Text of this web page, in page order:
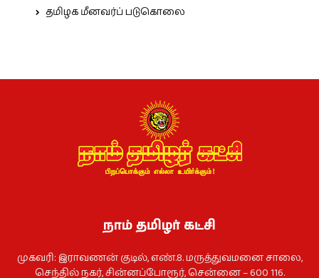
தமிழக மீனவர்ப் படுகொலை
நாம் தமிழர் கட்சி
முகவரி: இராவணன் குடில், எண்.8. மருத்துவமனை சாலை,
செந்தில் நகர், சின்னப்போரூர், சென்னை – 600 116.